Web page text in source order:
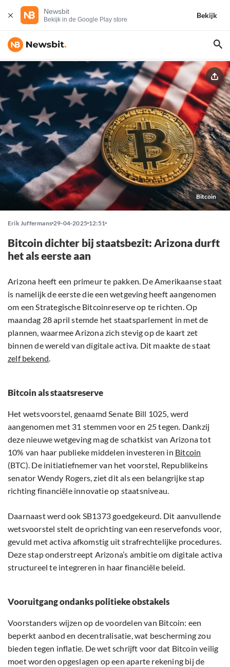
Newsbit
Bekijk in de Google Play store
Bekijk
Bitcoin
Erik Juffermans 29-04-2025 12:51
Bitcoin dichter bij staatsbezit: Arizona durft
het als eerste aan
Arizona heeft een primeur te pakken. De Amerikaanse staat
is namelijk de eerste die een wetgeving heeft aangenomen
om een Strategische Bitcoinreserve op te richten. Op
maandag 28 april stemde het staatsparlement in met de
plannen, waarmee Arizona zich stevig op de kaart zet
binnen de wereld van digitale activa. Dit maakte de staat
zelf bekend.
Bitcoin als staatsreserve
Het wetsvoorstel, genaamd Senate Bill 1025, werd
aangenomen met 31 stemmen voor en 25 tegen. Dankzij
deze nieuwe wetgeving mag de schatkist van Arizona tot
10% van haar publieke middelen investeren in Bitcoin
(BTC). De initiatiefnemer van het voorstel, Republikeins
senator Wendy Rogers, ziet dit als een belangrijke stap
richting financiële innovatie op staatsniveau.
Daarnaast werd ook SB1373 goedgekeurd. Dit aanvullende
wetsvoorstel stelt de oprichting van een reservefonds voor,
gevuld met activa afkomstig uit strafrechtelijke procedures.
Deze stap onderstreept Arizona’s ambitie om digitale activa
structureel te integreren in haar financiële beleid.
Vooruitgang ondanks politieke obstakels
Voorstanders wijzen op de voordelen van Bitcoin: een
beperkt aanbod en decentralisatie, wat bescherming zou
bieden tegen inflatie. De wet schrijft voor dat Bitcoin veilig
moet worden opgeslagen op een aparte rekening bij de